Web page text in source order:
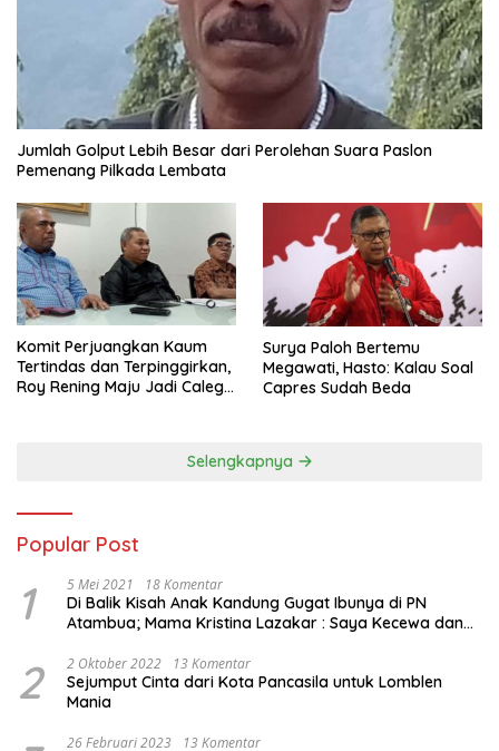
Jumlah Golput Lebih Besar dari Perolehan Suara Paslon
Pemenang Pilkada Lembata
Komit Perjuangkan Kaum
Tertindas dan Terpinggirkan,
Roy Rening Maju Jadi Caleg
Surya Paloh Bertemu
Megawati, Hasto: Kalau Soal
Capres Sudah Beda
Selengkapnya
Popular Post
1 5 Mei 2021 18 Komentar
Di Balik Kisah Anak Kandung Gugat Ibunya di PN
Atambua; Mama Kristina Lazakar : Saya Kecewa dan
2 2 Oktober 2022 13 Komentar
Sejumput Cinta dari Kota Pancasila untuk Lomblen
Mania
26 Februari 2023 13 Komentar